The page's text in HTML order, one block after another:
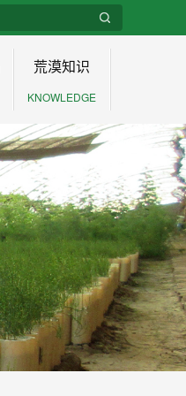
荒漠知识
KNOWLEDGE